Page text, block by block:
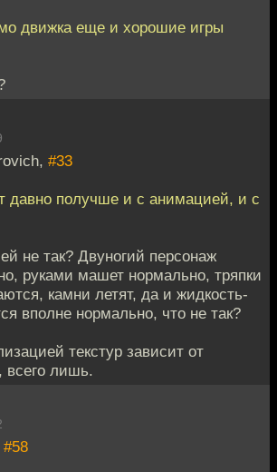
движка еще и хорошие игры
#33
давно получше и с анимацией, и с
не так? Двуногий персонаж
руками машет нормально, тряпки
камни летят, да и жидкость-
вполне нормально, что не так?
текстур зависит от
всего лишь.
#58